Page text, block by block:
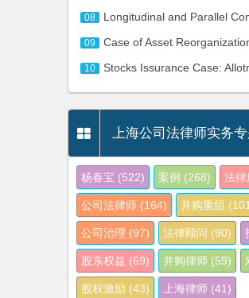
08 Longitudinal and Parallel Comparisons of the Negative
09 Case of Asset Reorganization: Shanghai
10 Stocks Issurance Case: Allotment of Shares of
上海公司法律师实务
杨春宝 (522) 案例 (268) 法律
公司法律师 (164) 并购重组
公司治理 (97) 法律顾问 (90)
股东权益 (69) 并购律师 (59)
股权激励 (43) 上海律师 (41)